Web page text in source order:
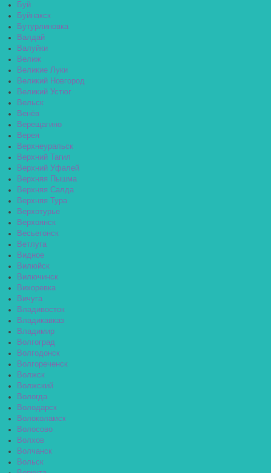
Буй
Буйнакск
Бутурлиновка
Валдай
Валуйки
Велиж
Великие Луки
Великий Новгород
Великий Устюг
Вельск
Венёв
Верещагино
Верея
Верхнеуральск
Верхний Тагил
Верхний Уфалей
Верхняя Пышма
Верхняя Салда
Верхняя Тура
Верхотурье
Верхоянск
Весьегонск
Ветлуга
Видное
Вилюйск
Вилючинск
Вихоревка
Вичуга
Владивосток
Владикавказ
Владимир
Волгоград
Волгодонск
Волгореченск
Волжск
Волжский
Вологда
Володарск
Волоколамск
Волосово
Волхов
Волчанск
Вольск